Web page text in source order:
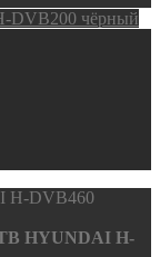
DVB200 чёрный
HYUNDAI H-